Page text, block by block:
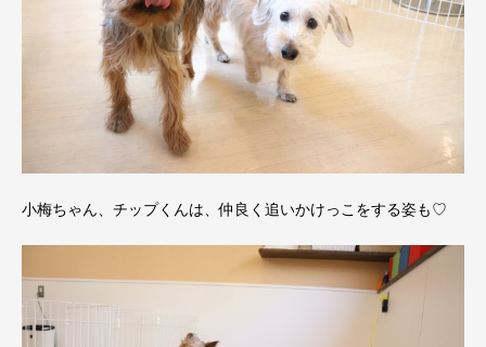
小梅ちゃん、チップくんは、仲良く追いかけっこをする姿も♡